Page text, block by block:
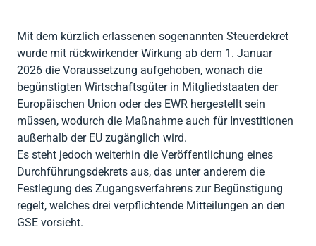
Mit dem kürzlich erlassenen sogenannten Steuerdekret
wurde mit rückwirkender Wirkung ab dem 1. Januar
2026 die Voraussetzung aufgehoben, wonach die
begünstigten Wirtschaftsgüter in Mitgliedstaaten der
Europäischen Union oder des EWR hergestellt sein
müssen, wodurch die Maßnahme auch für Investitionen
außerhalb der EU zugänglich wird.
Es steht jedoch weiterhin die Veröffentlichung eines
Durchführungsdekrets aus, das unter anderem die
Festlegung des Zugangsverfahrens zur Begünstigung
regelt, welches drei verpflichtende Mitteilungen an den
GSE vorsieht.